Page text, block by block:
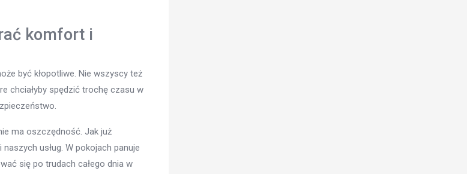
komfort i
być kłopotliwe. Nie wszyscy też
chciałyby spędzić trochę czasu w
ma oszczędność. Jak już
usług. W pokojach panuje
się po trudach całego dnia w